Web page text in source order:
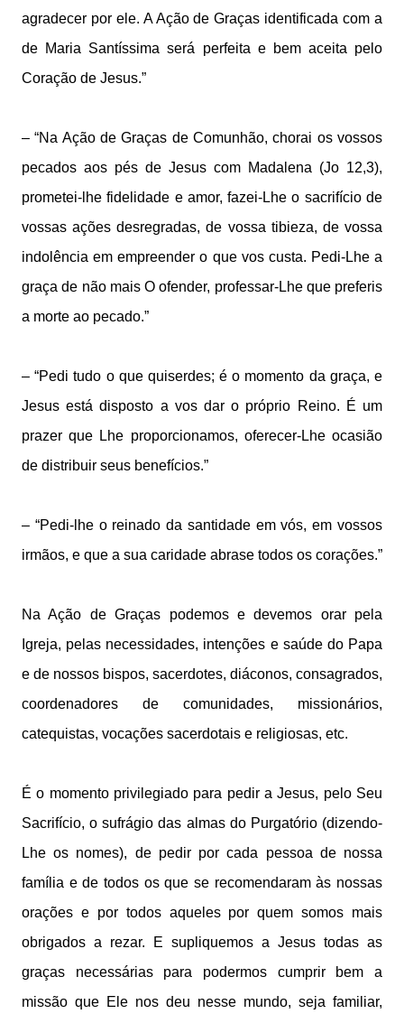
agradecer por ele. A Ação de Graças identificada com a
de Maria Santíssima será perfeita e bem aceita pelo
Coração de Jesus.”
– “Na Ação de Graças de Comunhão, chorai os vossos
pecados aos pés de Jesus com Madalena (Jo 12,3),
prometei-lhe fidelidade e amor, fazei-Lhe o sacrifício de
vossas ações desregradas, de vossa tibieza, de vossa
indolência em empreender o que vos custa. Pedi-Lhe a
graça de não mais O ofender, professar-Lhe que preferis
a morte ao pecado.”
– “Pedi tudo o que quiserdes; é o momento da graça, e
Jesus está disposto a vos dar o próprio Reino. É um
prazer que Lhe proporcionamos, oferecer-Lhe ocasião
de distribuir seus benefícios.”
– “Pedi-lhe o reinado da santidade em vós, em vossos
irmãos, e que a sua caridade abrase todos os corações.”
Na Ação de Graças podemos e devemos orar pela
Igreja, pelas necessidades, intenções e saúde do Papa
e de nossos bispos, sacerdotes, diáconos, consagrados,
coordenadores de comunidades, missionários,
catequistas, vocações sacerdotais e religiosas, etc.
É o momento privilegiado para pedir a Jesus, pelo Seu
Sacrifício, o sufrágio das almas do Purgatório (dizendo-
Lhe os nomes), de pedir por cada pessoa de nossa
família e de todos os que se recomendaram às nossas
orações e por todos aqueles por quem somos mais
obrigados a rezar. E supliquemos a Jesus todas as
graças necessárias para podermos cumprir bem a
missão que Ele nos deu nesse mundo, seja familiar,